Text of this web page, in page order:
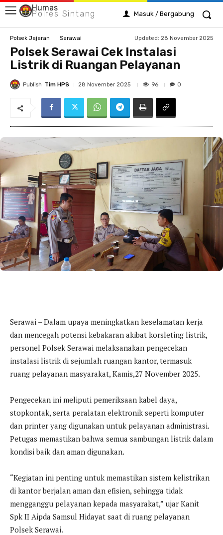
Humas
Polres Sintang Masuk / Bergabung
Polsek Jajaran Serawai Updated: 28 November 2025
Polsek Serawai Cek Instalasi
Listrik di Ruangan Pelayanan
Publish Tim HPS 28 November 2025 96 0
Serawai – Dalam upaya meningkatkan keselamatan kerja
dan mencegah potensi kebakaran akibat korsleting listrik,
personel Polsek Serawai melaksanakan pengecekan
instalasi listrik di sejumlah ruangan kantor, termasuk
ruang pelayanan masyarakat, Kamis,27 November 2025.
Pengecekan ini meliputi pemeriksaan kabel daya,
stopkontak, serta peralatan elektronik seperti komputer
dan printer yang digunakan untuk pelayanan administrasi.
Petugas memastikan bahwa semua sambungan listrik dalam
kondisi baik dan aman digunakan.
“Kegiatan ini penting untuk memastikan sistem kelistrikan
di kantor berjalan aman dan efisien, sehingga tidak
mengganggu pelayanan kepada masyarakat,” ujar Kanit
Spk II Aipda Samsul Hidayat saat di ruang pelayanan
Polsek Serawai.